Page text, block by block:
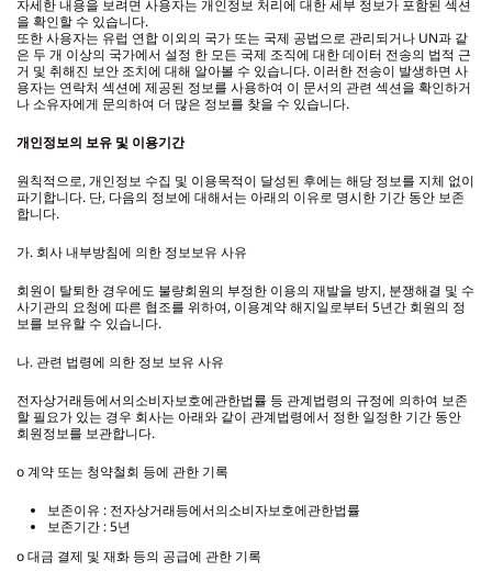
자세한 내용을 보려면 사용자는 개인정보 처리에 대한 세부 정보가 포함된 섹션
을 확인할 수 있습니다.
또한 사용자는 유럽 연합 이외의 국가 또는 국제 공법으로 관리되거나 UN과 같
은 두 개 이상의 국가에서 설정 한 모든 국제 조직에 대한 데이터 전송의 법적 근
거 및 취해진 보안 조치에 대해 알아볼 수 있습니다. 이러한 전송이 발생하면 사
용자는 연락처 섹션에 제공된 정보를 사용하여 이 문서의 관련 섹션을 확인하거
나 소유자에게 문의하여 더 많은 정보를 찾을 수 있습니다.
개인정보의 보유 및 이용기간
원칙적으로, 개인정보 수집 및 이용목적이 달성된 후에는 해당 정보를 지체 없이
파기합니다. 단, 다음의 정보에 대해서는 아래의 이유로 명시한 기간 동안 보존
합니다.
가. 회사 내부방침에 의한 정보보유 사유
회원이 탈퇴한 경우에도 불량회원의 부정한 이용의 재발을 방지, 분쟁해결 및 수
사기관의 요청에 따른 협조를 위하여, 이용계약 해지일로부터 5년간 회원의 정
보를 보유할 수 있습니다.
나. 관련 법령에 의한 정보 보유 사유
전자상거래등에서의소비자보호에관한법률 등 관계법령의 규정에 의하여 보존
할 필요가 있는 경우 회사는 아래와 같이 관계법령에서 정한 일정한 기간 동안
회원정보를 보관합니다.
o 계약 또는 청약철회 등에 관한 기록
보존이유 : 전자상거래등에서의소비자보호에관한법률
보존기간 : 5년
o 대금 결제 및 재화 등의 공급에 관한 기록